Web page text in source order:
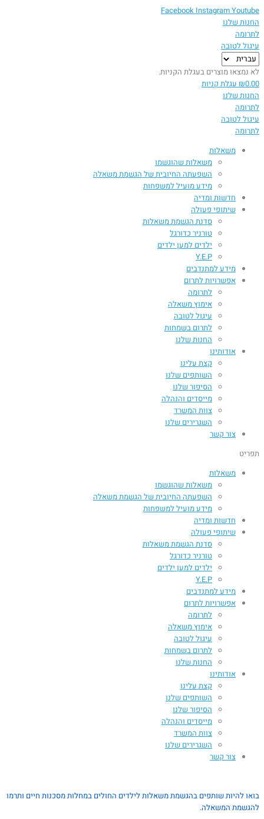
Facebook InstagramYoutube
החנות שלנו
לתרומה
עיגול לטובה
בחירת
שפה
לא נמצאו מוצרים בעגלת הקניות.
₪0.00
עגלת קניות
החנות שלנו
לתרומה
עיגול לטובה
לתרומה
משאלות
משאלות שהוגשמו
השפעתה החיובית של הגשמת משאלה​
מידע מועיל למשפחות
חדשות ומדיה
שיתופי פעולה
סדנת הגשמת משאלות
טורניר כדורגל
ילדים למען ילדים
Y.E.P
מידע למתנדבים
אפשרויות לתרום
לתרומה
אימוץ משאלה
עיגול לטובה
לתרום בשמחות
החנות שלנו
אודותינו
קצת עלינו
השותפים שלנו
הסיפור שלנו
מייסדים והנהלה
צוות המשרד
השגרירים שלנו
צור קשר
תפריט
משאלות
משאלות שהוגשמו
השפעתה החיובית של הגשמת משאלה​
מידע מועיל למשפחות
חדשות ומדיה
שיתופי פעולה
סדנת הגשמת משאלות
טורניר כדורגל
ילדים למען ילדים
Y.E.P
מידע למתנדבים
אפשרויות לתרום
לתרומה
אימוץ משאלה
עיגול לטובה
לתרום בשמחות
החנות שלנו
אודותינו
קצת עלינו
השותפים שלנו
הסיפור שלנו
מייסדים והנהלה
צוות המשרד
השגרירים שלנו
צור קשר
בואו להיות שותפים בהגשמת משאלות לילדים החולים במחלות מסכנות חיים ותרמו
להגשמת המשאלה.